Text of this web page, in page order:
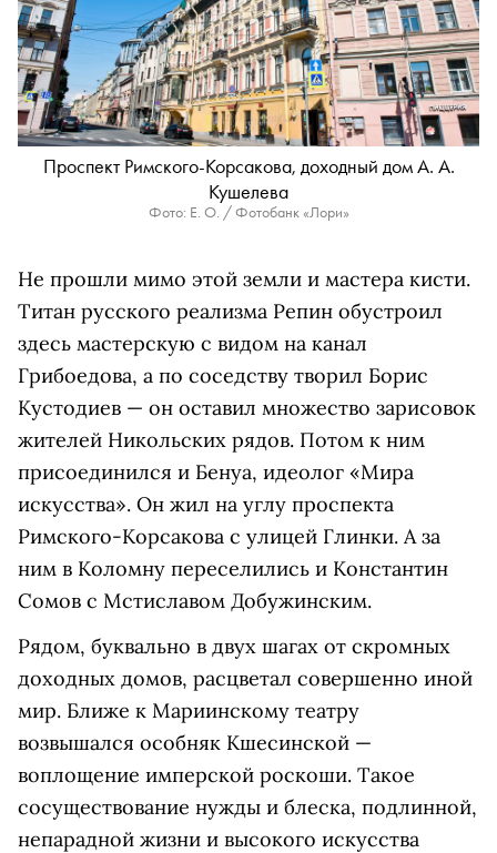
Проспект Римского-Корсакова, доходный дом А. А.
Кушелева
Фото: Е. О. / Фотобанк «Лори»
Не прошли мимо этой земли и мастера кисти.
Титан русского реализма Репин обустроил
здесь мастерскую с видом на канал
Грибоедова, а по соседству творил Борис
Кустодиев — он оставил множество зарисовок
жителей Никольских рядов. Потом к ним
присоединился и Бенуа, идеолог «Мира
искусства». Он жил на углу проспекта
Римского-Корсакова с улицей Глинки. А за
ним в Коломну переселились и Константин
Сомов с Мстиславом Добужинским.
Рядом, буквально в двух шагах от скромных
доходных домов, расцветал совершенно иной
мир. Ближе к Мариинскому театру
возвышался особняк Кшесинской —
воплощение имперской роскоши. Такое
сосуществование нужды и блеска, подлинной,
непарадной жизни и высокого искусства